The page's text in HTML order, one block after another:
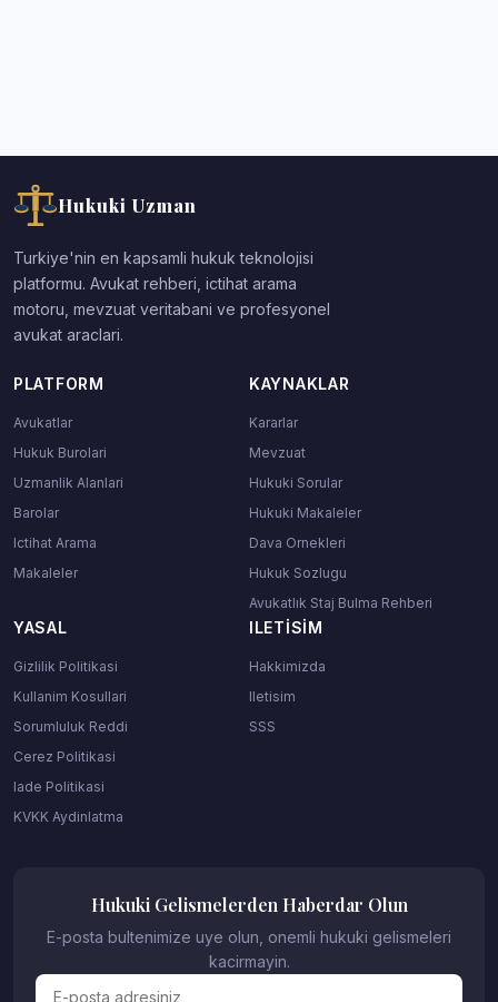
Hukuki Uzman
Turkiye'nin en kapsamli hukuk teknolojisi
platformu. Avukat rehberi, ictihat arama
motoru, mevzuat veritabani ve profesyonel
avukat araclari.
PLATFORM
Avukatlar
Hukuk Burolari
Uzmanlik Alanlari
Barolar
Ictihat Arama
Makaleler
KAYNAKLAR
Kararlar
Mevzuat
Hukuki Sorular
Hukuki Makaleler
Dava Ornekleri
Hukuk Sozlugu
Avukatlık Staj Bulma Rehberi
YASAL
Gizlilik Politikasi
Kullanim Kosullari
Sorumluluk Reddi
Cerez Politikasi
Iade Politikasi
KVKK Aydinlatma
ILETISIM
Hakkimizda
Iletisim
SSS
Hukuki Gelismelerden Haberdar Olun
E-posta bultenimize uye olun, onemli hukuki gelismeleri
kacirmayin.